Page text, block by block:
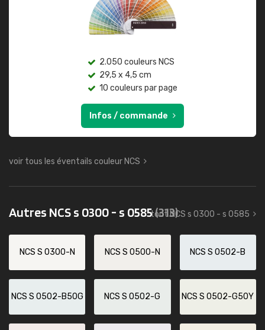
2.050 couleurs NCS
29,5 x 4,5 cm
10 couleurs par page
Infos / commande
voir tous les éventails couleur NCS
Autres NCS s 0300 - s 0585(313)
tout NCS s 0300 - s 0585
NCS S 0300-N NCS S 0500-N NCS S 0502-B
NCS S 0502-B50G NCS S 0502-G NCS S 0502-G50Y